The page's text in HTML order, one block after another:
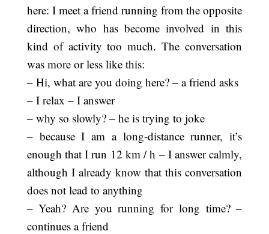
here: I meet a friend running from the opposite
direction, who has become involved in this
kind of activity too much. The conversation
was more or less like this:
– Hi, what are you doing here? – a friend asks
– I relax – I answer
– why so slowly? – he is trying to joke
– because I am a long-distance runner, it’s
enough that I run 12 km / h – I answer calmly,
although I already know that this conversation
does not lead to anything
– Yeah? Are you running for long time? –
continues a friend